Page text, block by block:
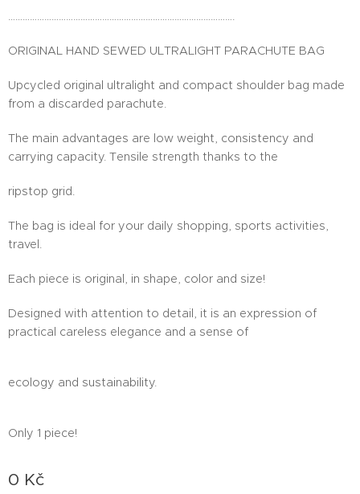
………………………………………………………………………………….
ORIGINAL HAND SEWED ULTRALIGHT PARACHUTE BAG
Upcycled original ultralight and compact shoulder bag made
from a discarded parachute.
The main advantages are low weight, consistency and
carrying capacity. Tensile strength thanks to the
ripstop grid.
The bag is ideal for your daily shopping, sports activities,
travel.
Each piece is original, in shape, color and size!
Designed with attention to detail, it is an expression of
practical careless elegance and a sense of
ecology and sustainability.
Only 1 piece!
0 Kč